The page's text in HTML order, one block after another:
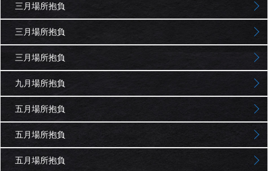
三月場所抱負
三月場所抱負
三月場所抱負
九月場所抱負
五月場所抱負
五月場所抱負
五月場所抱負